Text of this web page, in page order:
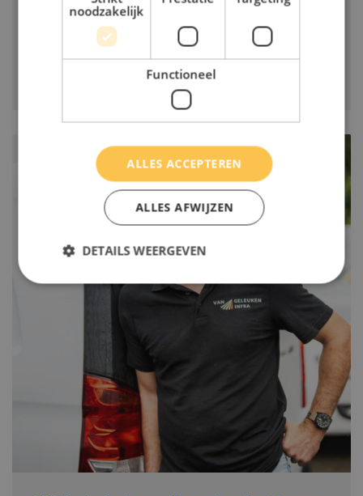
Lees verhaal
noodzakelijk
Functioneel
ALLES ACCEPTEREN
ALLES AFWIJZEN
DETAILS WEERGEVEN